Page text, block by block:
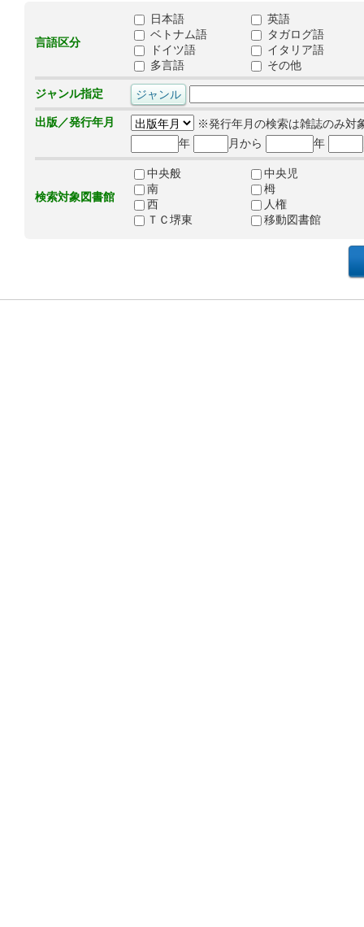
言語区分
日本語
英語
ベトナム語
タガログ語
ドイツ語
イタリア語
多言語
その他
ジャンル指定
出版／発行年月
※発行年月の検索は雑誌のみ対
年
月から 年
検索対象図書館
中央般
中央児
南
栂
西
人権
ＴＣ堺東
移動図書館